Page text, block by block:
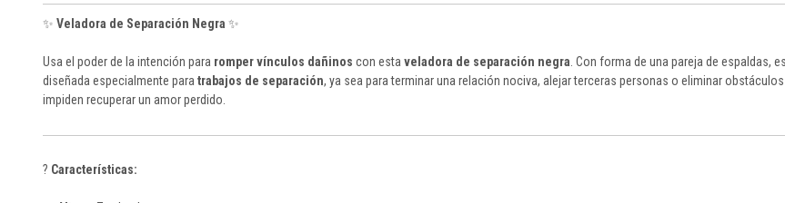
✨ Veladora de Separación Negra ✨
Usa el poder de la intención para romper vínculos dañinos con esta veladora de separación negra . Con forma de una pareja de espaldas,
diseñada especialmente para trabajos de separación, ya sea para terminar una relación nociva, alejar terceras personas o eliminar
impiden recuperar un amor perdido.
? Características: